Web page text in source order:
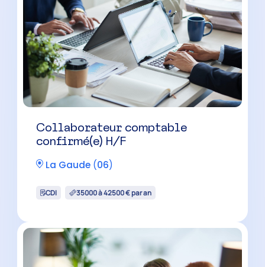
Chef de mission comptable H/F
La Gaude(06
CDI 40000 à 50000 € par an
Collaborateur comptable H/F
(cabinet flexible)